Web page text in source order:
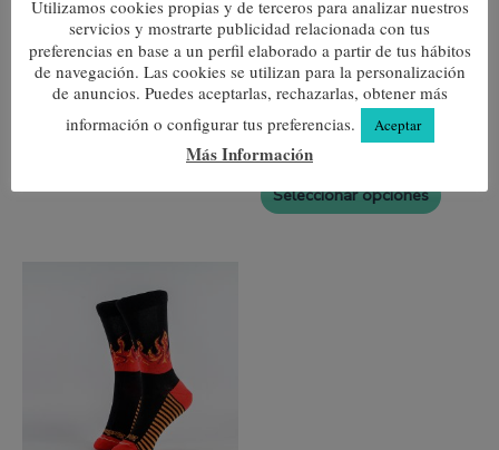
opciones
se
pueden
elegir
en
la
página
de
producto
El dios de los tres
7,80€
Seleccionar opciones
pueden
elegir
en
la
Utilizamos cookies propias y de terceros para analizar nuestros
servicios y mostrarte publicidad relacionada con tus
preferencias en base a un perfil elaborado a partir de tus hábitos
de navegación. Las cookies se utilizan para la personalización
de anuncios. Puedes aceptarlas, rechazarlas, obtener más
información o configurar tus preferencias.
Aceptar
Más Información